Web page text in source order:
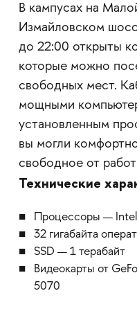
В кампусах на
Измайловском
до 22:00 открыты
которые можно
свободных мест.
мощными
установленным
вы могли
свободное от
Технические
Процессоры —
32 гигабайта
SSD — 1 терабайт
Видеокарты от
5070